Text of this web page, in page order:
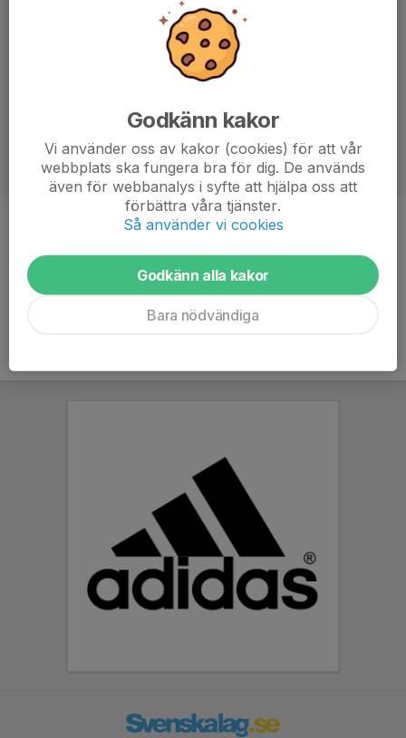
Tränare
Ålder
51 år
Godkänn kakor
Vi använder oss av kakor (cookies) för att vår
webbplats ska fungera bra för dig. De används
även för webbanalys i syfte att hjälpa oss att
förbättra våra tjänster.
Så använder vi cookies
Godkänn alla kakor
Bara nödvändiga